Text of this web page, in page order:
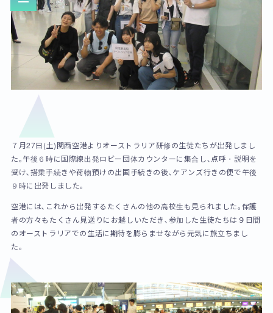
７月27日(土)関西空港よりオーストラリア研修の生徒たちが出発しまし
た｡午後６時に国際線出発ロビー団体カウンターに集合し､点呼・説明を
受け､搭乗手続きや荷物預けの出国手続きの後､ケアンズ行きの便で午後
９時に出発しました｡
空港には､これから出発するたくさんの他の高校生も見られました｡保護
者の方々もたくさん見送りにお越しいただき､参加した生徒たちは９日間
のオーストラリアでの生活に期待を膨らませながら元気に旅立ちまし
た。